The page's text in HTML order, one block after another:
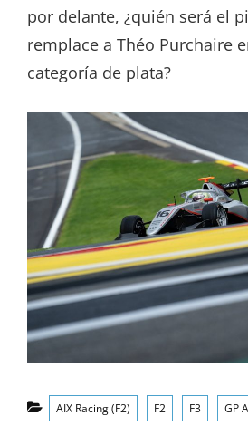
por delante, ¿quién será el
remplace a Théo Purchaire
categoría de plata?
Categorías
AIX Racing (F2) F2 F3 GP